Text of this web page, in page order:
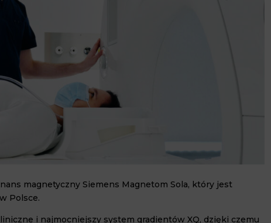
magnetyczny Siemens Magnetom Sola, który jest
Polsce.
i najmocniejszy system gradientów XQ, dzięki czemu